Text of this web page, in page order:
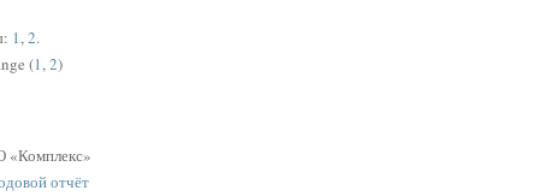
1,2.
(1,2)
отчёт